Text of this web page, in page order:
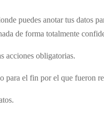
puedes anotar tus
de forma totalmente
acciones obligatorias.
para el fin por el que fueron